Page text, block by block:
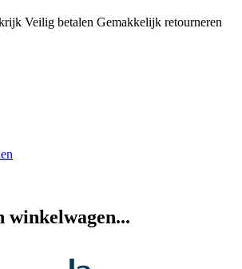
Veilig betalen Gemakkelijk retourneren
winkelwagen...